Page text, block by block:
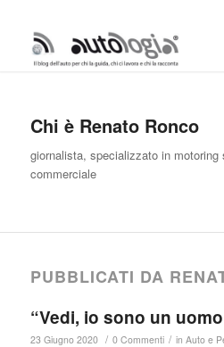
Chi è Renato Ronco
giornalista, specializzato in motoring
commerciale
PUBBLICATI DA
“Vedi, io sono un
23 Giugno 2020 / 0 Commenti / in Auto e